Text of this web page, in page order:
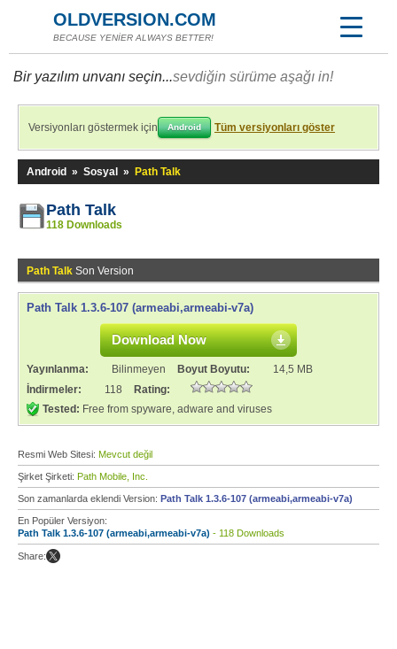
OLDVERSION.COM
BECAUSE YENİER ALWAYS BETTER!
Bir yazılım unvanı seçin...sevdiğin sürüme aşağı in!
Versiyonları göstermek için Android Tüm versiyonları göster
Android » Sosyal » Path Talk
Path Talk
118 Downloads
Path Talk Son Version
Path Talk 1.3.6-107 (armeabi,armeabi-v7a)
Download Now
Yayınlanma: Bilinmeyen Boyut Boyutu:
14,5 MB
İndirmeler:
118
Rating:
Tested: Free from spyware, adware and viruses
Resmi Web Sitesi: Mevcut değil
Şirket Şirketi: Path Mobile, Inc.
Son zamanlarda eklendi Version: Path Talk 1.3.6-107 (armeabi,armeabi-v7a)
En Popüler Versiyon:
Path Talk 1.3.6-107 (armeabi,armeabi-v7a) - 118 Downloads
Share: